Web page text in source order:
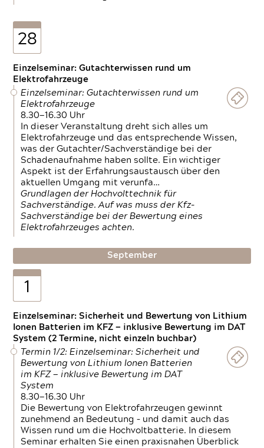
28
Einzelseminar: Gutachterwissen rund um
Elektrofahrzeuge
Einzelseminar: Gutachterwissen rund um
Elektrofahrzeuge
8.30—16.30 Uhr
In dieser Veranstaltung dreht sich alles um
Elektrofahrzeuge und das entsprechende Wissen,
was der Gutachter/Sachverständige bei der
Schadenaufnahme haben sollte. Ein wichtiger
Aspekt ist der Erfahrungsaustausch über den
aktuellen Umgang mit verunfa…
Grundlagen der Hochvolttechnik für
Sachverständige. Auf was muss der Kfz-
Sachverständige bei der Bewertung eines
Elektrofahrzeuges achten.
September
1
Einzelseminar: Sicherheit und Bewertung von Lithium
Ionen Batterien im KFZ — inklusive Bewertung im DAT
System (2 Termine, nicht einzeln buchbar)
Termin 1/2: Einzelseminar: Sicherheit und
Bewertung von Lithium Ionen Batterien
im KFZ — inklusive Bewertung im DAT
System
8.30—16.30 Uhr
Die Bewertung von Elektrofahrzeugen gewinnt
zunehmend an Bedeutung – und damit auch das
Wissen rund um die Hochvoltbatterie. In diesem
Seminar erhalten Sie einen praxisnahen Überblick